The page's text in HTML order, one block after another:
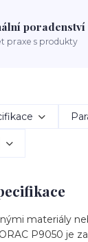
poradenství
praxe s produkty
materiály
P9050 je